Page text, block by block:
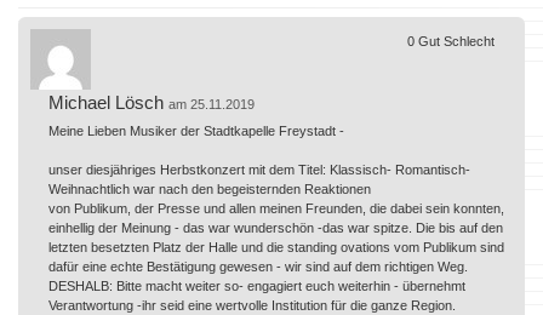
Michael Lösch am 25.11.2019
Meine Lieben Musiker der Stadtkapelle Freystadt -
unser diesjähriges Herbstkonzert mit dem Titel: Klassisch- Romantisch-
Weihnachtlich war nach den begeisternden Reaktionen
von Publikum, der Presse und allen meinen Freunden, die dabei sein konnten,
einhellig der Meinung - das war wunderschön -das war spitze. Die bis auf den
letzten besetzten Platz der Halle und die standing ovations vom Publikum sind
dafür eine echte Bestätigung gewesen - wir sind auf dem richtigen Weg.
DESHALB: Bitte macht weiter so- engagiert euch weiterhin - übernehmt
Verantwortung -ihr seid eine wertvolle Institution für die ganze Region.
0 Gut Schlecht